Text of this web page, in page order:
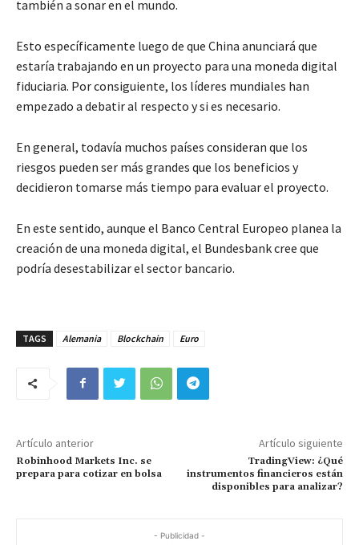
también a sonar en el mundo.
Esto específicamente luego de que China anunciará que
estaría trabajando en un proyecto para una moneda digital
fiduciaria. Por consiguiente, los líderes mundiales han
empezado a debatir al respecto y si es necesario.
En general, todavía muchos países consideran que los
riesgos pueden ser más grandes que los beneficios y
decidieron tomarse más tiempo para evaluar el proyecto.
En este sentido, aunque el Banco Central Europeo planea la
creación de una moneda digital, el Bundesbank cree que
podría desestabilizar el sector bancario.
TAGS Alemania Blockchain Euro
Artículo anterior
Robinhood Markets Inc. se
prepara para cotizar en bolsa
Artículo siguiente
TradingView: ¿Qué
instrumentos financieros están
disponibles para analizar?
- Publicidad -